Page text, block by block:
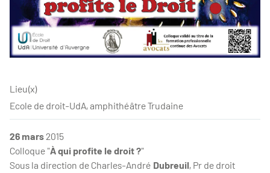
Lieu(x)
Ecole de droit-UdA, amphithéâtre Trudaine
26 mars2015
Colloque "À qui profite le droit ?"
Sous la direction de Charles-André Dubreuil, Pr de droit